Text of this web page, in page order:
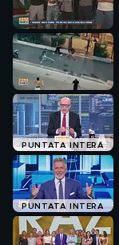
PUNTATA INTERA
PUNTATA INTERA